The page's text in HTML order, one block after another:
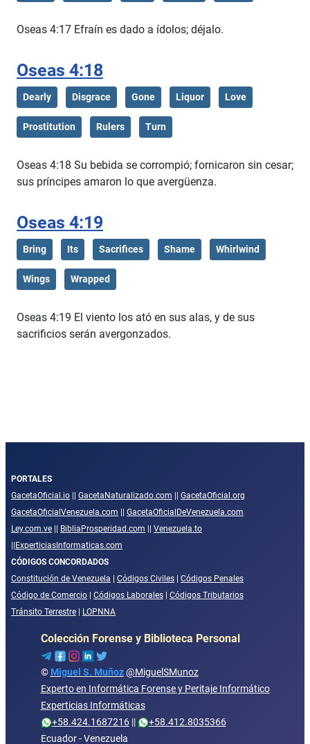
Oseas 4:17 Efraín es dado a ídolos; déjalo.
Oseas 4:18
Dearly Disgrace Gone Liquor Love
Prostitution Rulers Turn
Oseas 4:18 Su bebida se corrompió; fornicaron sin cesar;
sus príncipes amaron lo que avergüenza.
Oseas 4:19
Bring Its Sacrifices Shame Whirlwind
Wings Wrapped
Oseas 4:19 El viento los ató en sus alas, y de sus
sacrificios serán avergonzados.
PORTALES
GacetaOficial.io
GacetaNaturalizado.com
GacetaOficial.org
GacetaOficialVenezuela.com
GacetaOficialDeVenezuela.com
Ley.com.ve
BibliaProsperidad.com
Venezuela.to
ExperticiasInformaticas.com
CÓDIGOS CONCORDADOS
Constitución de Venezuela
Códigos Civiles
Códigos Penales
Código de Comercio
Códigos Laborales
Códigos Tributarios
Tránsito Terrestre
LOPNNA
Colección Forense y Biblioteca Personal
© Miguel S. Muñoz @MiguelSMunoz
Experto en Informática Forense y Peritaje Informático
Experticias Informáticas
+58.424.1687216||
+58.412.8035366
Ecuador - Venezuela